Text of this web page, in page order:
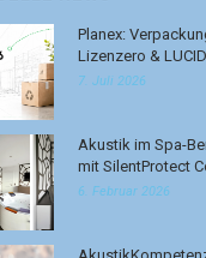
Planex:
Lizenzero &
7. Juli 2026
Akustik im Spa-
mit SilentProtect
6. Februar 2026